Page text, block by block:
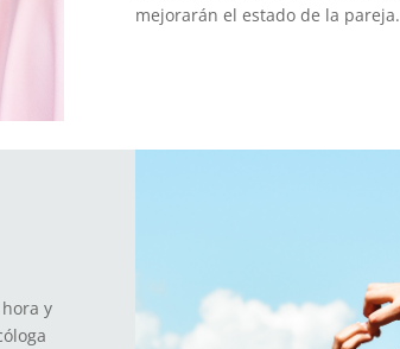
mejorarán el estado de la pareja.
y